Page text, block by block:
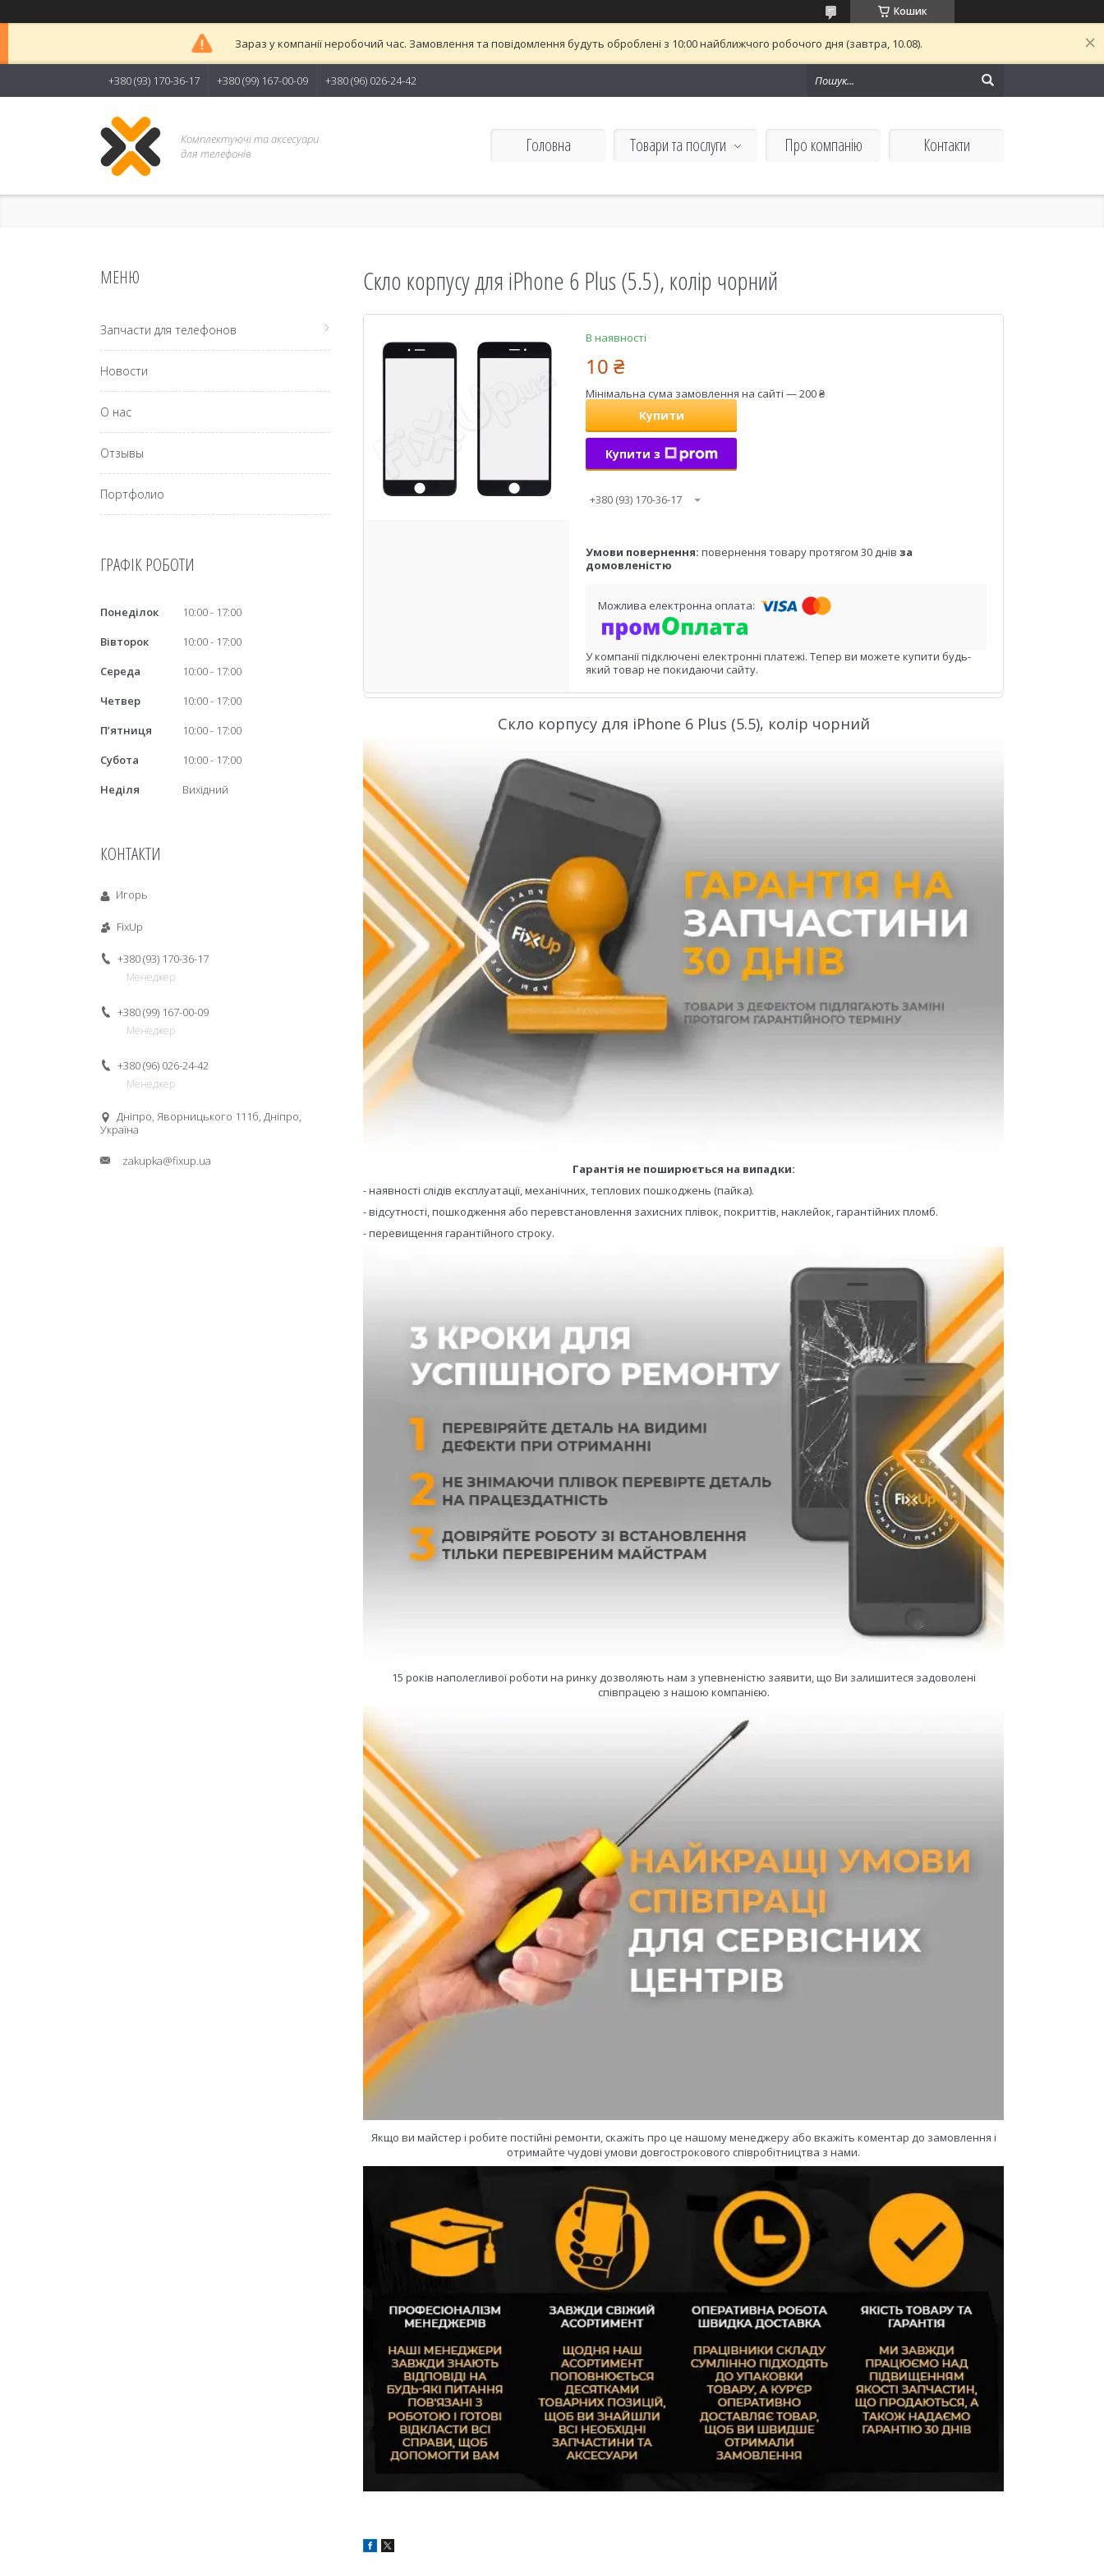
Кошик
Зараз у компанії неробочий час. Замовлення та повідомлення будуть оброблені з 10:00 найближчого робочого дня (завтра, 10.08).
+380 (93) 170-36-17 +380 (99) 167-00-09 +380 (96) 026-24-42
Комплектуючі та аксесуари
для телефонів
Головна Товари та послуги Про компанію Контакти
Скло корпусу для iPhone 6 Plus (5.5), колір чорний
В наявності
10 ₴
Мінімальна сума замовлення на сайті — 200 ₴
Купити
Купити з
+380 (93) 170-36-17
повернення товару протягом 30 днів за
домовленістю
У компанії підключені електронні платежі. Тепер ви можете купити будь-
який товар не покидаючи сайту.
Скло корпусу для iPhone 6 Plus (5.5), колір чорний
Гарантія не поширюється на випадки:
- наявності слідів експлуатації, механічних, теплових пошкоджень (пайка).
- відсутності, пошкодження або перевстановлення захисних плівок, покриттів, наклейок, гарантійних пломб.
- перевищення гарантійного строку.
15 років наполегливої роботи на ринку дозволяють нам з упевненістю заявити, що Ви залишитеся задоволені
співпрацею з нашою компанією.
Якщо ви майстер і робите постійні ремонти, скажіть про це нашому менеджеру або вкажіть коментар до замовлення і
отримайте чудові умови довгострокового співробітництва з нами.
Запчасти для телефонов
Новости
О нас
Отзывы
Портфолио
ГРАФІК РОБОТИ
Понеділок 10:00
17:00
Вівторок
10:00
17:00
Середа
10:00
17:00
Четвер
10:00
17:00
Пʼятниця
10:00
17:00
Субота
10:00
17:00
Неділя
Вихідний
КОНТАКТИ
Игорь
FixUp
+380 (93) 170-36-17
Менеджер
+380 (99) 167-00-09
Менеджер
+380 (96) 026-24-42
Менеджер
Дніпро, Яворницького 111б, Дніпро,
Україна
zakupka@fixup.ua